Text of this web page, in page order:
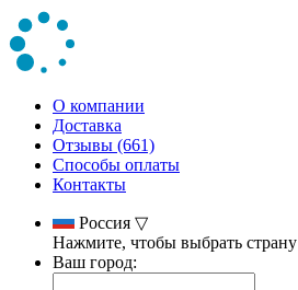
О компании
Доставка
Отзывы (661)
Способы оплаты
Контакты
Россия ▽
Нажмите, чтобы выбрать страну
Ваш город: